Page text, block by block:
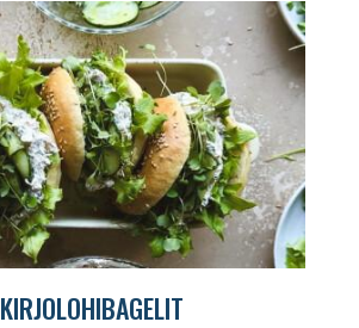
KIRJOLOHIBAGELIT